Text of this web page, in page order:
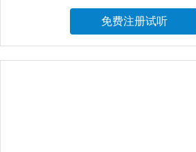
免费注册试听